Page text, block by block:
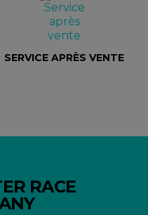
SERVICE APRÈS VENTE
RACE